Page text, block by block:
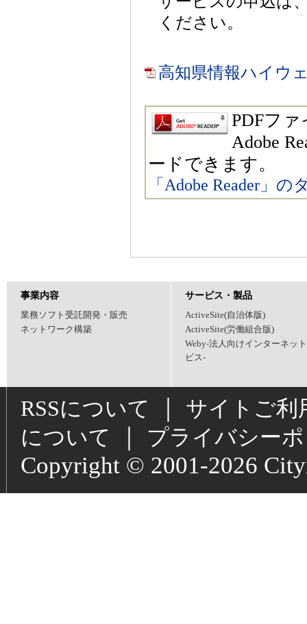
ください。
高知県情報ハイウ
PDFファ
Adobe
ードできます。
「Adobe Reader」
事業内容
業務ソフト受託開発・販売
ネットワーク構築
サービス・製品
ActiveSite(自治体版)
ActiveSite(労働組合版)
Weby-法人向けインターネッ
ビス-
RSSについて
サイトご利
について
プライバシー
Copyright © 2001-2026